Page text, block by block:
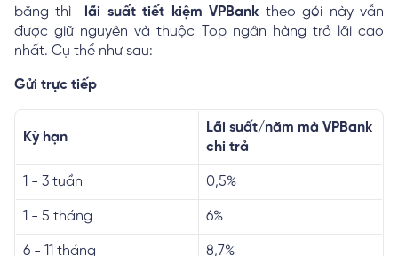
băng thì
lãi suất tiết kiệm VPBank theo gói này vẫn
được giữ nguyên và thuộc Top ngân hàng trả lãi cao
nhất. Cụ thể như sau:
Gửi trực tiếp
Kỳ hạn
Lãi suất/năm mà VPBank
chi trả
1 - 3 tuần 0,5%
1 - 5 tháng 6%
6 - 11 tháng 8,7%